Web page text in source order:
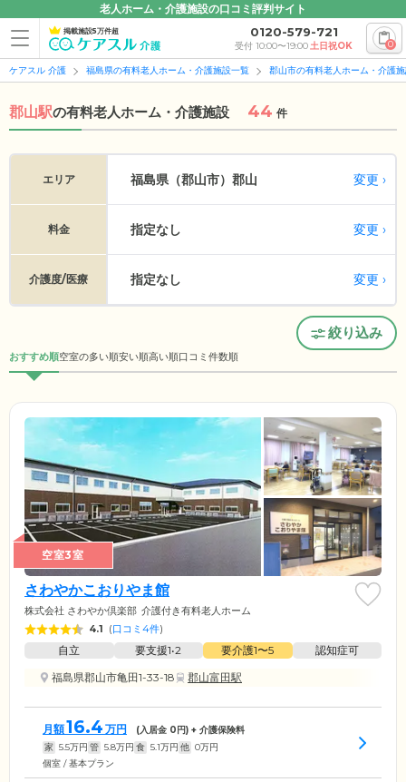
老人ホーム・介護施設の口コミ評判サイト
掲載施設5万件超 0120-579-721
受付 10:00〜19:00土日祝OK 0
ケアスル 介護 福島県の有料老人ホーム・介護施設一覧 郡山市の有料老人ホーム・介護
郡山駅の有料老人ホーム・介護施設 44 件
エリア 福島県（郡山市） 郡山 変更
料金 指定なし 変更
介護度/医療 指定なし 変更
絞り込み
おすすめ順空室の多い順安い順高い順口コミ件数順
空室3室
さわやかこおりやま館
株式会社 さわやか倶楽部 介護付き有料老人ホーム
4.1 (口コミ4件)
自立 要支援1•2 要介護1〜5
認知症可
福島県郡山市亀田1-33-18
郡山富田駅
月額16.4 万円 (入居金 0円) + 介護保険料
家 5.5万円 管 5.8万円 食 5.1万円 他 0万円
個室 / 基本プラン